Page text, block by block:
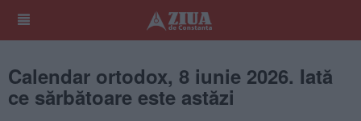
Calendar ortodox, 8 iunie 2026. Iată
ce sărbătoare este astăzi